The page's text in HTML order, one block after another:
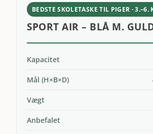
BEDSTE SKOLETASKE TIL PIGER · 3.–6.
SPORT AIR – BLÅ M.
Kapacitet
Mål (H×B×D)
Vægt
Anbefalet